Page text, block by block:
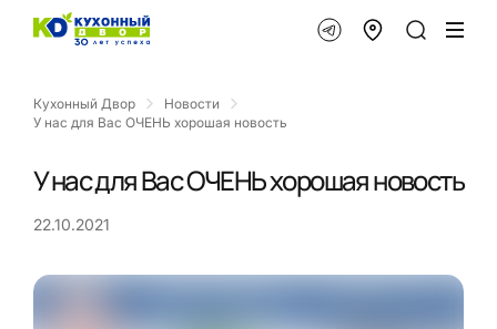
Кухонный Двор
Новости
У нас для Вас ОЧЕНЬ хорошая новость
У нас для Вас ОЧЕНЬ хорошая новость
22.10.2021